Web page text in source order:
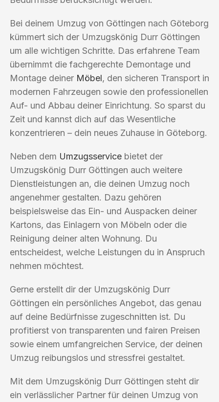
Bei deinem Umzug von Göttingen nach Göteborg
kümmert sich der Umzugskönig Durr Göttingen
um alle wichtigen Schritte. Das erfahrene Team
übernimmt die fachgerechte Demontage und
Montage deiner Möbel, den sicheren Transport in
modernen Fahrzeugen sowie den professionellen
Auf- und Abbau deiner Einrichtung. So sparst du
Zeit und kannst dich auf das Wesentliche
konzentrieren – dein neues Zuhause in Göteborg.
Neben dem Umzugsservice bietet der
Umzugskönig Durr Göttingen auch weitere
Dienstleistungen an, die deinen Umzug noch
angenehmer gestalten. Dazu gehören
beispielsweise das Ein- und Auspacken deiner
Kartons, das Einlagern von Möbeln oder die
Reinigung deiner alten Wohnung. Du
entscheidest, welche Leistungen du in Anspruch
nehmen möchtest.
Gerne erstellt dir der Umzugskönig Durr
Göttingen ein persönliches Angebot, das genau
auf deine Bedürfnisse zugeschnitten ist. Du
profitierst von transparenten und fairen Preisen
sowie einem umfangreichen Service, der deinen
Umzug reibungslos und stressfrei gestaltet.
Mit dem Umzugskönig Durr Göttingen steht dir
ein verlässlicher Partner für deinen Umzug von